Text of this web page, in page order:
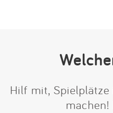
Hilf mit,
machen!